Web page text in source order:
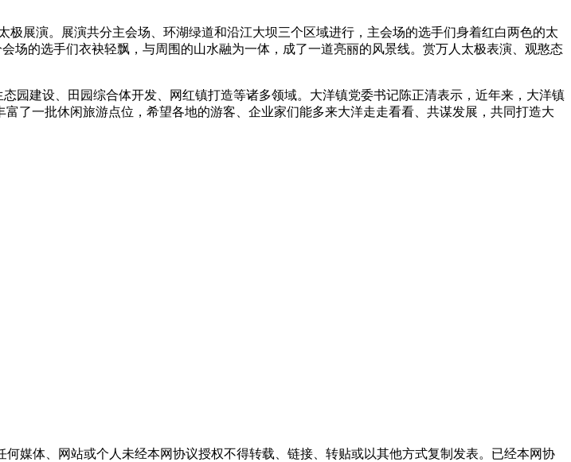
展演。展演共分主会场、环湖绿道和沿江大坝三个区域进行，主会场的选手们身着红白两色的太
场的选手们衣袂轻飘，与周围的山水融为一体，成了一道亮丽的风景线。赏万人太极表演、观憨态
园建设、田园综合体开发、网红镇打造等诸多领域。大洋镇党委书记陈正清表示，近年来，大洋镇
了一批休闲旅游点位，希望各地的游客、企业家们能多来大洋走走看看、共谋发展，共同打造大
媒体、网站或个人未经本网协议授权不得转载、链接、转贴或以其他方式复制发表。已经本网协